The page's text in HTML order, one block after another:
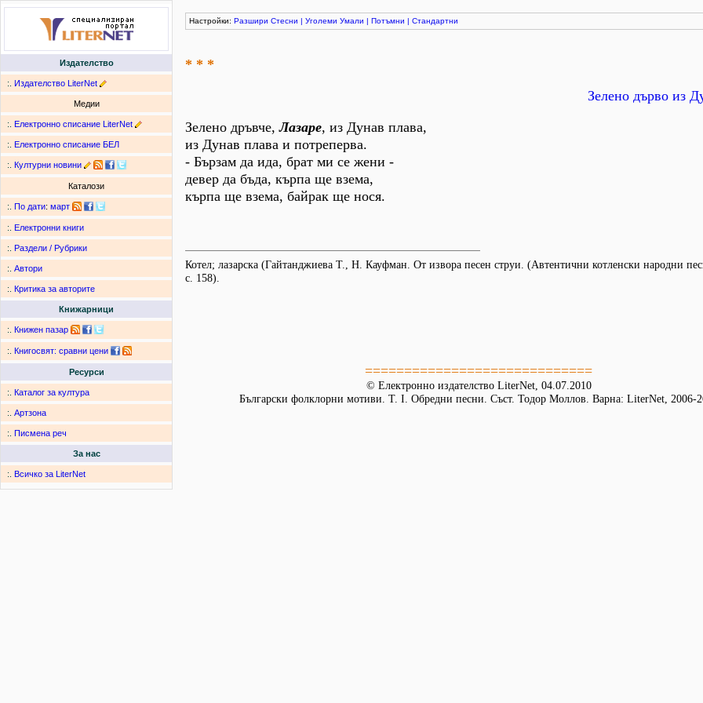
Издателство
:. Издателство LiterNet
Медии
:. Електронно списание LiterNet
:. Електронно списание БЕЛ
:. Културни новини
Каталози
:. По дати: март
:. Електронни книги
:. Раздели / Рубрики
:. Автори
:. Критика за авторите
Книжарници
:. Книжен пазар
:. Книгосвят: сравни цени
Ресурси
:. Каталог за култура
:. Артзона
:. Писмена реч
За нас
:. Всичко за LiterNet
Настройки: Разшири Стесни | Уголеми Умали | Потъмни | Стандартни
* * *
Зелено дърво из
Зелено дръвче,Лазаре, из Дунав плава,
из Дунав плава и потреперва.
- Бързам да ида, брат ми се жени -
девер да бъда, кърпа ще взема,
кърпа ще взема, байрак ще нося.
Котел; лазарска (Гайтанджиева Т., Н. Кауфман. От извора песен струи. (Автентични котленски народни
с. 158).
=============================
© Електронно издателство LiterNet, 04.07.2010
Български фолклорни мотиви. Т. I. Обредни песни. Съст. Тодор Моллов. Варна: LiterNet, 2006-